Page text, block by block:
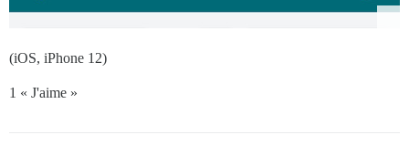
(iOS, iPhone 12)
1 « J'aime »